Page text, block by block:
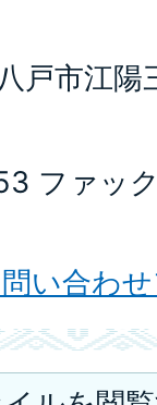
戸市江陽
ファッ
い合わ